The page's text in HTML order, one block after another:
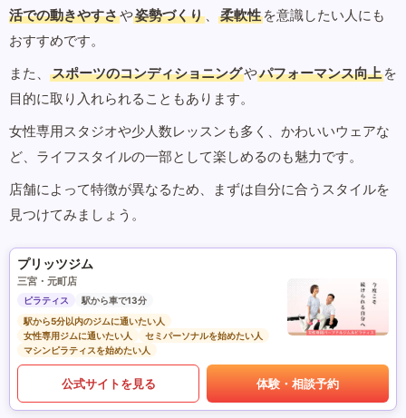
活での動きやすさや姿勢づくり 、 柔軟性 を意識したい人にも
おすすめです。
また、
スポーツのコンディショニングやパフォーマンス向上 を
目的に取り入れられることもあります。
女性専用スタジオや少人数レッスンも多く、かわいいウェアな
ど、ライフスタイルの一部として楽しめるのも魅力です。
店舗によって特徴が異なるため、まずは自分に合うスタイルを
見つけてみましょう。
プリッツジム
三宮・元町店
ピラティス
駅から車で13分
駅から5分以内のジムに通いたい人
女性専用ジムに通いたい人
セミパーソナルを始めたい人
マシンピラティスを始めたい人
公式サイトを見る 体験・相談予約